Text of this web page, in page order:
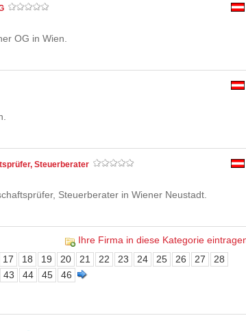
OG in Wien.
Steuerberater
Steuerberater in Wiener Neustadt.
Ihre Firma in diese Kategorie
17 18 19 20 21 22 23 24 25 26 27
28
43 44 45 46